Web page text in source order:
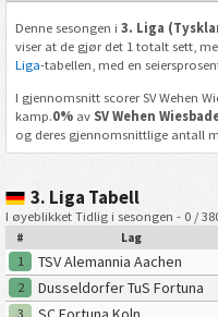
Denne sesongen i 3. Liga
viser at de gjør det 1 totalt sett,
Liga-tabellen, med en
I gjennomsnitt scorer SV Wehen
kamp.0%av SV Wehen
og deres gjennomsnittlige antall
3. Liga Tabell
I øyeblikket Tidlig i sesongen - 0 /
# Lag
1 TSV Alemannia Aachen
2
Dusseldorfer TuS Fortuna
1895
3